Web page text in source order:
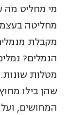
מי מחליט מה
מחליטה
מקבלת
הנמלים?
מטלות
שהן בילו
המחושים,